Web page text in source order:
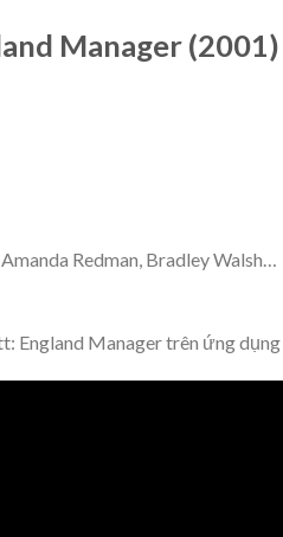
Manager (2001)
Redman, Bradley Walsh…
England Manager trên ứng